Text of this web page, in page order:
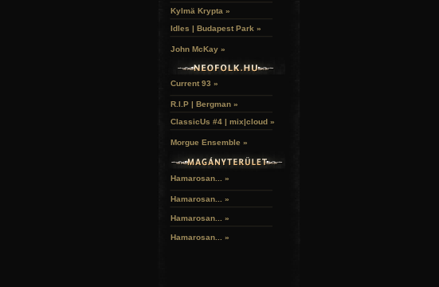
Kylmä Krypta »
Idles | Budapest Park »
John McKay »
Current 93 »
R.I.P | Bergman »
ClassicUs #4 | mix|cloud »
Morgue Ensemble »
Hamarosan... »
Hamarosan... »
Hamarosan... »
Hamarosan... »